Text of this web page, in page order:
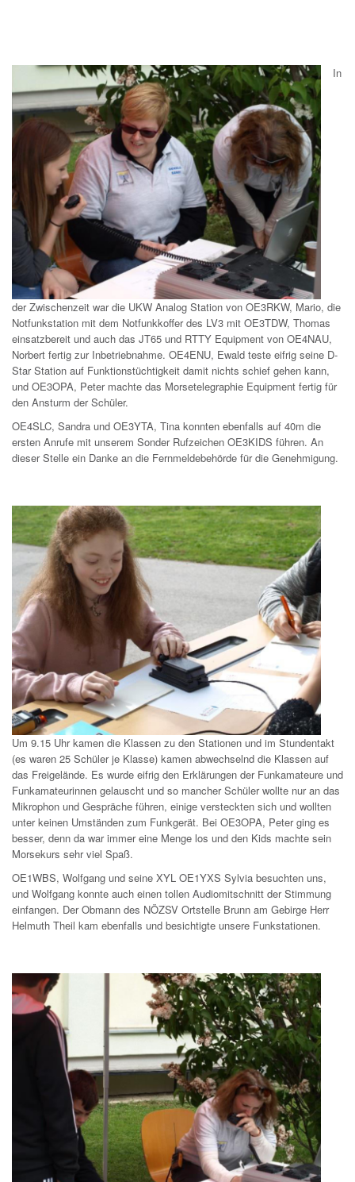
In
der Zwischenzeit war die UKW Analog Station von OE3RKW, Mario, die
Notfunkstation mit dem Notfunkkoffer des LV3 mit OE3TDW, Thomas
einsatzbereit und auch das JT65 und RTTY Equipment von OE4NAU,
Norbert fertig zur Inbetriebnahme. OE4ENU, Ewald teste eifrig seine D-
Star Station auf Funktionstüchtigkeit damit nichts schief gehen kann,
und OE3OPA, Peter machte das Morsetelegraphie Equipment fertig für
den Ansturm der Schüler.
OE4SLC, Sandra und OE3YTA, Tina konnten ebenfalls auf 40m die
ersten Anrufe mit unserem Sonder Rufzeichen OE3KIDS führen. An
dieser Stelle ein Danke an die Fernmeldebehörde für die Genehmigung.
Um 9.15 Uhr kamen die Klassen zu den Stationen und im Stundentakt
(es waren 25 Schüler je Klasse) kamen abwechselnd die Klassen auf
das Freigelände. Es wurde eifrig den Erklärungen der Funkamateure und
Funkamateurinnen gelauscht und so mancher Schüler wollte nur an das
Mikrophon und Gespräche führen, einige versteckten sich und wollten
unter keinen Umständen zum Funkgerät. Bei OE3OPA, Peter ging es
besser, denn da war immer eine Menge los und den Kids machte sein
Morsekurs sehr viel Spaß.
OE1WBS, Wolfgang und seine XYL OE1YXS Sylvia besuchten uns,
und Wolfgang konnte auch einen tollen Audiomitschnitt der Stimmung
einfangen. Der Obmann des NÖZSV Ortstelle Brunn am Gebirge Herr
Helmuth Theil kam ebenfalls und besichtigte unsere Funkstationen.